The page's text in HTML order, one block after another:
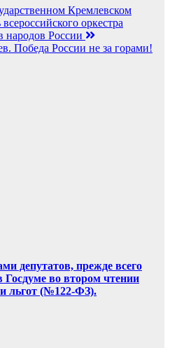
Кремлевском
оркестра
народов России
Победа России не за горами!
депутатов, прежде всего
во втором чтении
льгот (№122-ФЗ).